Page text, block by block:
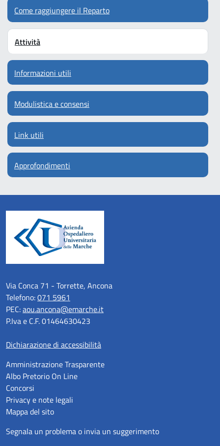
Come raggiungere il Reparto
Attività
Informazioni utili
Modulistica e consensi
Link utili
Approfondimenti
Via Conca 71 - Torrette, Ancona
Telefono:071 5961
PEC:aou.ancona@emarche.it
P.Iva e C.F. 01464630423
Dichiarazione di accessibilità
Amministrazione Trasparente
Albo Pretorio On Line
Concorsi
Privacy e note legali
Mappa del sito
Segnala un problema o invia un suggerimento